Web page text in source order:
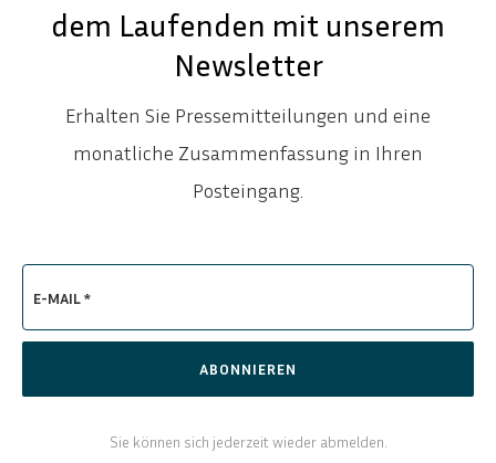
ENGLISH SVENSKA
dem Laufenden mit unserem
Newsletter
Erhalten Sie Pressemitteilungen und eine
monatliche Zusammenfassung in Ihren
Posteingang.
E-MAIL *
ABONNIEREN
Sie können sich jederzeit wieder abmelden.